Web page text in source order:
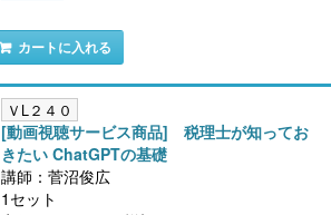
カートに入れる
ＶL２４０
[動画視聴サービス商品] 税理士が知ってお
きたい ChatGPTの基礎
講師：菅沼俊広
1セット